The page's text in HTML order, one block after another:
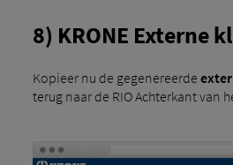
8) KRONE Externe
Kopieer nu de gegenereerde
terug naar de RIO Achterkant van